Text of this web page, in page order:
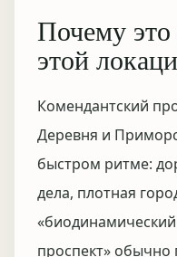
Почему это
этой
Комендантский
Деревня и
быстром ритме:
дела, плотная
проспект» обычно